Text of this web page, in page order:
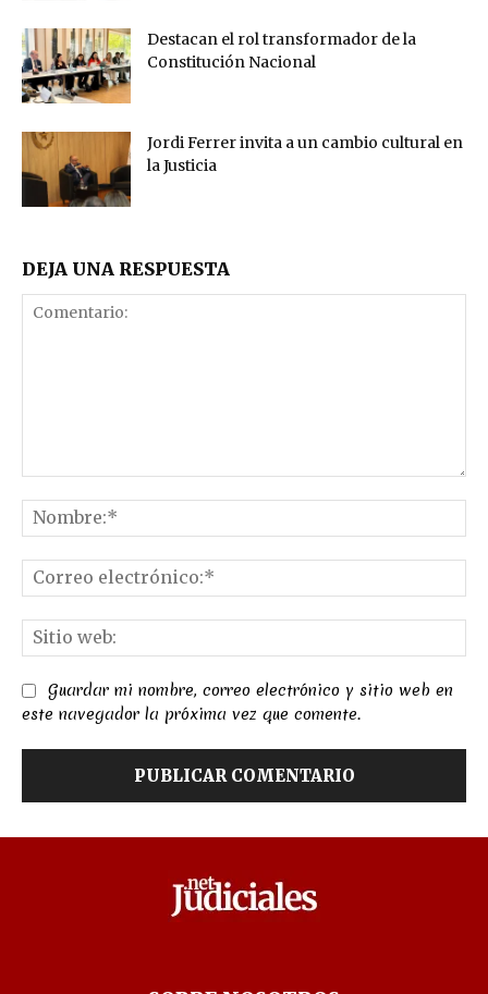
Destacan el rol transformador de la
Constitución Nacional
Jordi Ferrer invita a un cambio cultural en
la Justicia
DEJA UNA RESPUESTA
Guardar mi nombre, correo electrónico y sitio web en
este navegador la próxima vez que comente.